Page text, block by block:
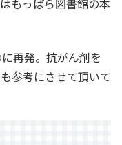
再発。抗がん剤を
参考にさせて頂いて